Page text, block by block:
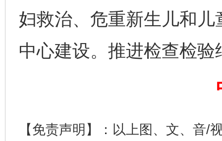
妇救治、危重新生儿和
中心建设。推进检查检验
【免责声明】：以上图、文、音/